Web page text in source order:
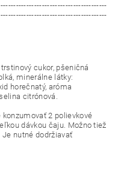
cukor, pšeničná
minerálne látky:
horečnatý, aróma
citrónová.
konzumovať 2 polievkové
dávkou čaju. Možno tiež
nutné dodržiavať